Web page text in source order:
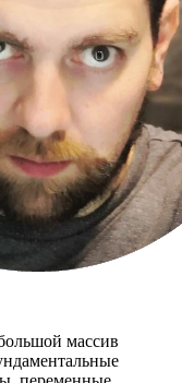
массив